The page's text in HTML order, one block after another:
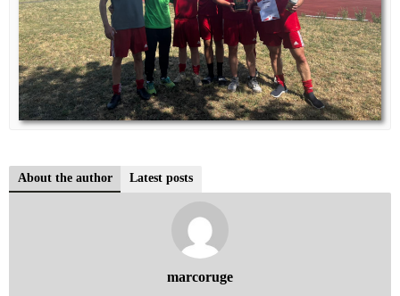
About the author Latest posts
marcoruge